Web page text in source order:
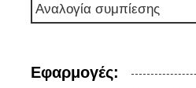
Αναλογία συμπίεσης
Εφαρμογές: